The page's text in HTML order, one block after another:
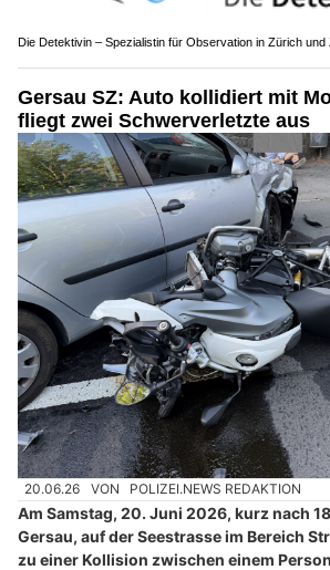
Die Detektivin – Spezialistin für Observation in Zürich und
Gersau SZ: Auto kollidiert mit
fliegt zwei Schwerverletzte aus
20.06.26 VON POLIZEI.NEWS REDAKTION
Am Samstag, 20. Juni 2026, kurz nach
Gersau, auf der Seestrasse im Bereich
zu einer Kollision zwischen einem